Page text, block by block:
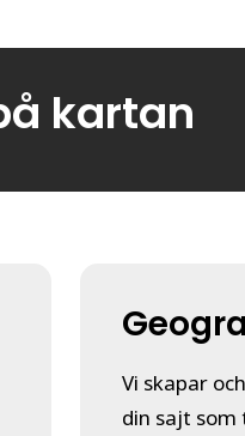
kartan
Vi skapar
din sajt